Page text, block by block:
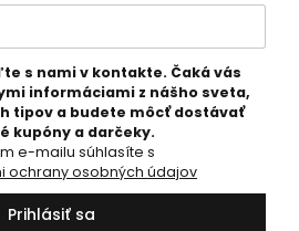
s nami v kontakte. Čaká vás
informáciami z nášho sveta,
tipov a budete môcť dostávať
kupóny a darčeky.
ochrany osobných údajov
Prihlásiť sa